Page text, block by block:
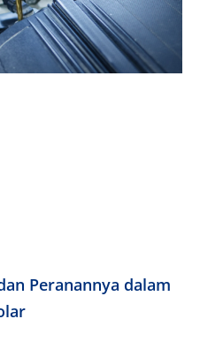
Peranannya dalam